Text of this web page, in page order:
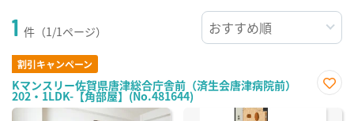
1 件（1/1ページ）
割引キャンペーン
Kマンスリー佐賀県唐津総合庁舎前（済生会唐津病院前）
202・1LDK-【角部屋】(No.481644)
に入